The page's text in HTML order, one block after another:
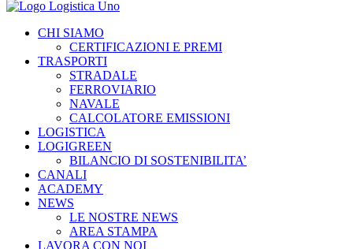
CHI SIAMO
CERTIFICAZIONI E PREMI
TRASPORTI
STRADALE
FERROVIARIO
NAVALE
CALCOLATORE EMISSIONI
LOGISTICA
LOGIGREEN
BILANCIO DI SOSTENIBILITA’
CANALI
ACADEMY
NEWS
LE NOSTRE NEWS
AREA STAMPA
LAVORA CON NOI